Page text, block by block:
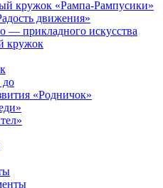
кружок «Рампа-Рампусики»
движения»
— прикладного искусства
кружок
до
«Родничок»